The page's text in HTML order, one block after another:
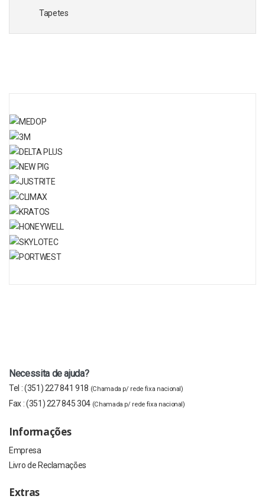
Tapetes
Necessita de ajuda?
Tel :(351) 227 841 918 (Chamada p/ rede fixa nacional)
Fax :(351) 227 845 304 (Chamada p/ rede fixa nacional)
Informações
Empresa
Livro de Reclamações
Extras